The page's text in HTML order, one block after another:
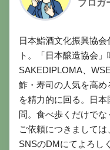
ブロガ
日本鮨酒文化振興協
ト。「日本醸造協会
SAKEDIPLOMA、
鮓・寿司の人気を高め
を精力的に回る。日
問。食べ歩くだけで
ご依頼につきまして
SNSのDMにてよろし